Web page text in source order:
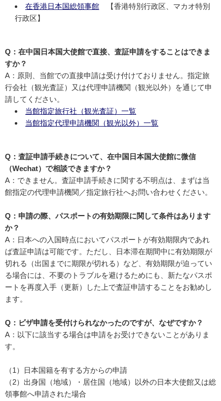
在香港日本国総領事館 【香港特別行政区、マカオ特別
行政区】
Q：在中国日本国大使館で直接、査証申請をすることはできま
すか？
A：原則、当館での直接申請は受け付けておりません。指定旅
行会社（観光査証）又は代理申請機関（観光以外）を通じて申
請してください。
当館指定旅行社（観光査証）一覧
当館指定代理申請機関（観光以外）一覧
Q：査証申請手続きについて、在中国日本国大使館に微信
（Wechat）で相談できますか？
A：できません。査証申請手続きに関する不明点は、まずは当
館指定の代理申請機関／指定旅行社へお問い合わせください。
Q：申請の際、パスポートの有効期限に関して条件はあります
か？
A：日本への入国時点においてパスポートが有効期限内であれ
ば査証申請は可能です。ただし、日本滞在期間中に有効期限が
切れる（出国までに期限が切れる）など、有効期限が迫ってい
る場合には、不要のトラブルを避けるためにも、新たなパスポ
ートを再度入手（更新）した上で査証申請することをお勧めし
ます。
Q：ビザ申請を受付けられなかったのですが、なぜですか？
A：以下に該当する場合は申請をお受けできないことがありま
す。
（1）日本国籍を有する方からの申請
（2）出身国（地域）・居住国（地域）以外の日本大使館又は総
領事館へ申請された場合